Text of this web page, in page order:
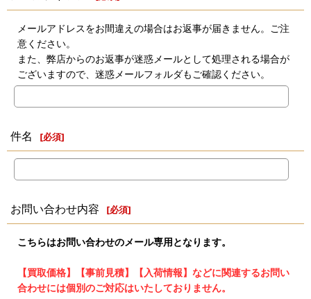
メールアドレスをお間違えの場合はお返事が届きません。ご注
意ください。
また、弊店からのお返事が迷惑メールとして処理される場合が
ございますので、迷惑メールフォルダもご確認ください。
件名 [必須]
お問い合わせ内容 [必須]
こちらはお問い合わせのメール専用となります。
【買取価格】【事前見積】【入荷情報】などに関連するお問い
合わせには個別のご対応はいたしておりません。